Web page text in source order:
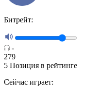
Битрейт:
-
279
5 Позиция в рейтинге
Сейчас играет: